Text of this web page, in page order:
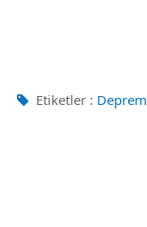
Etiketler : Deprem